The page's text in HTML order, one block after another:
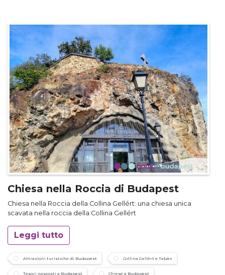
Chiesa nella Roccia di Budapest
Chiesa nella Roccia della Collina Gellért: una chiesa unica
scavata nella roccia della Collina Gellért
Leggi tutto
Attrazioni turistiche di Budapest Collina Gellért e Tabán
Tesori nascosti a Budapest Chiese a Budapest